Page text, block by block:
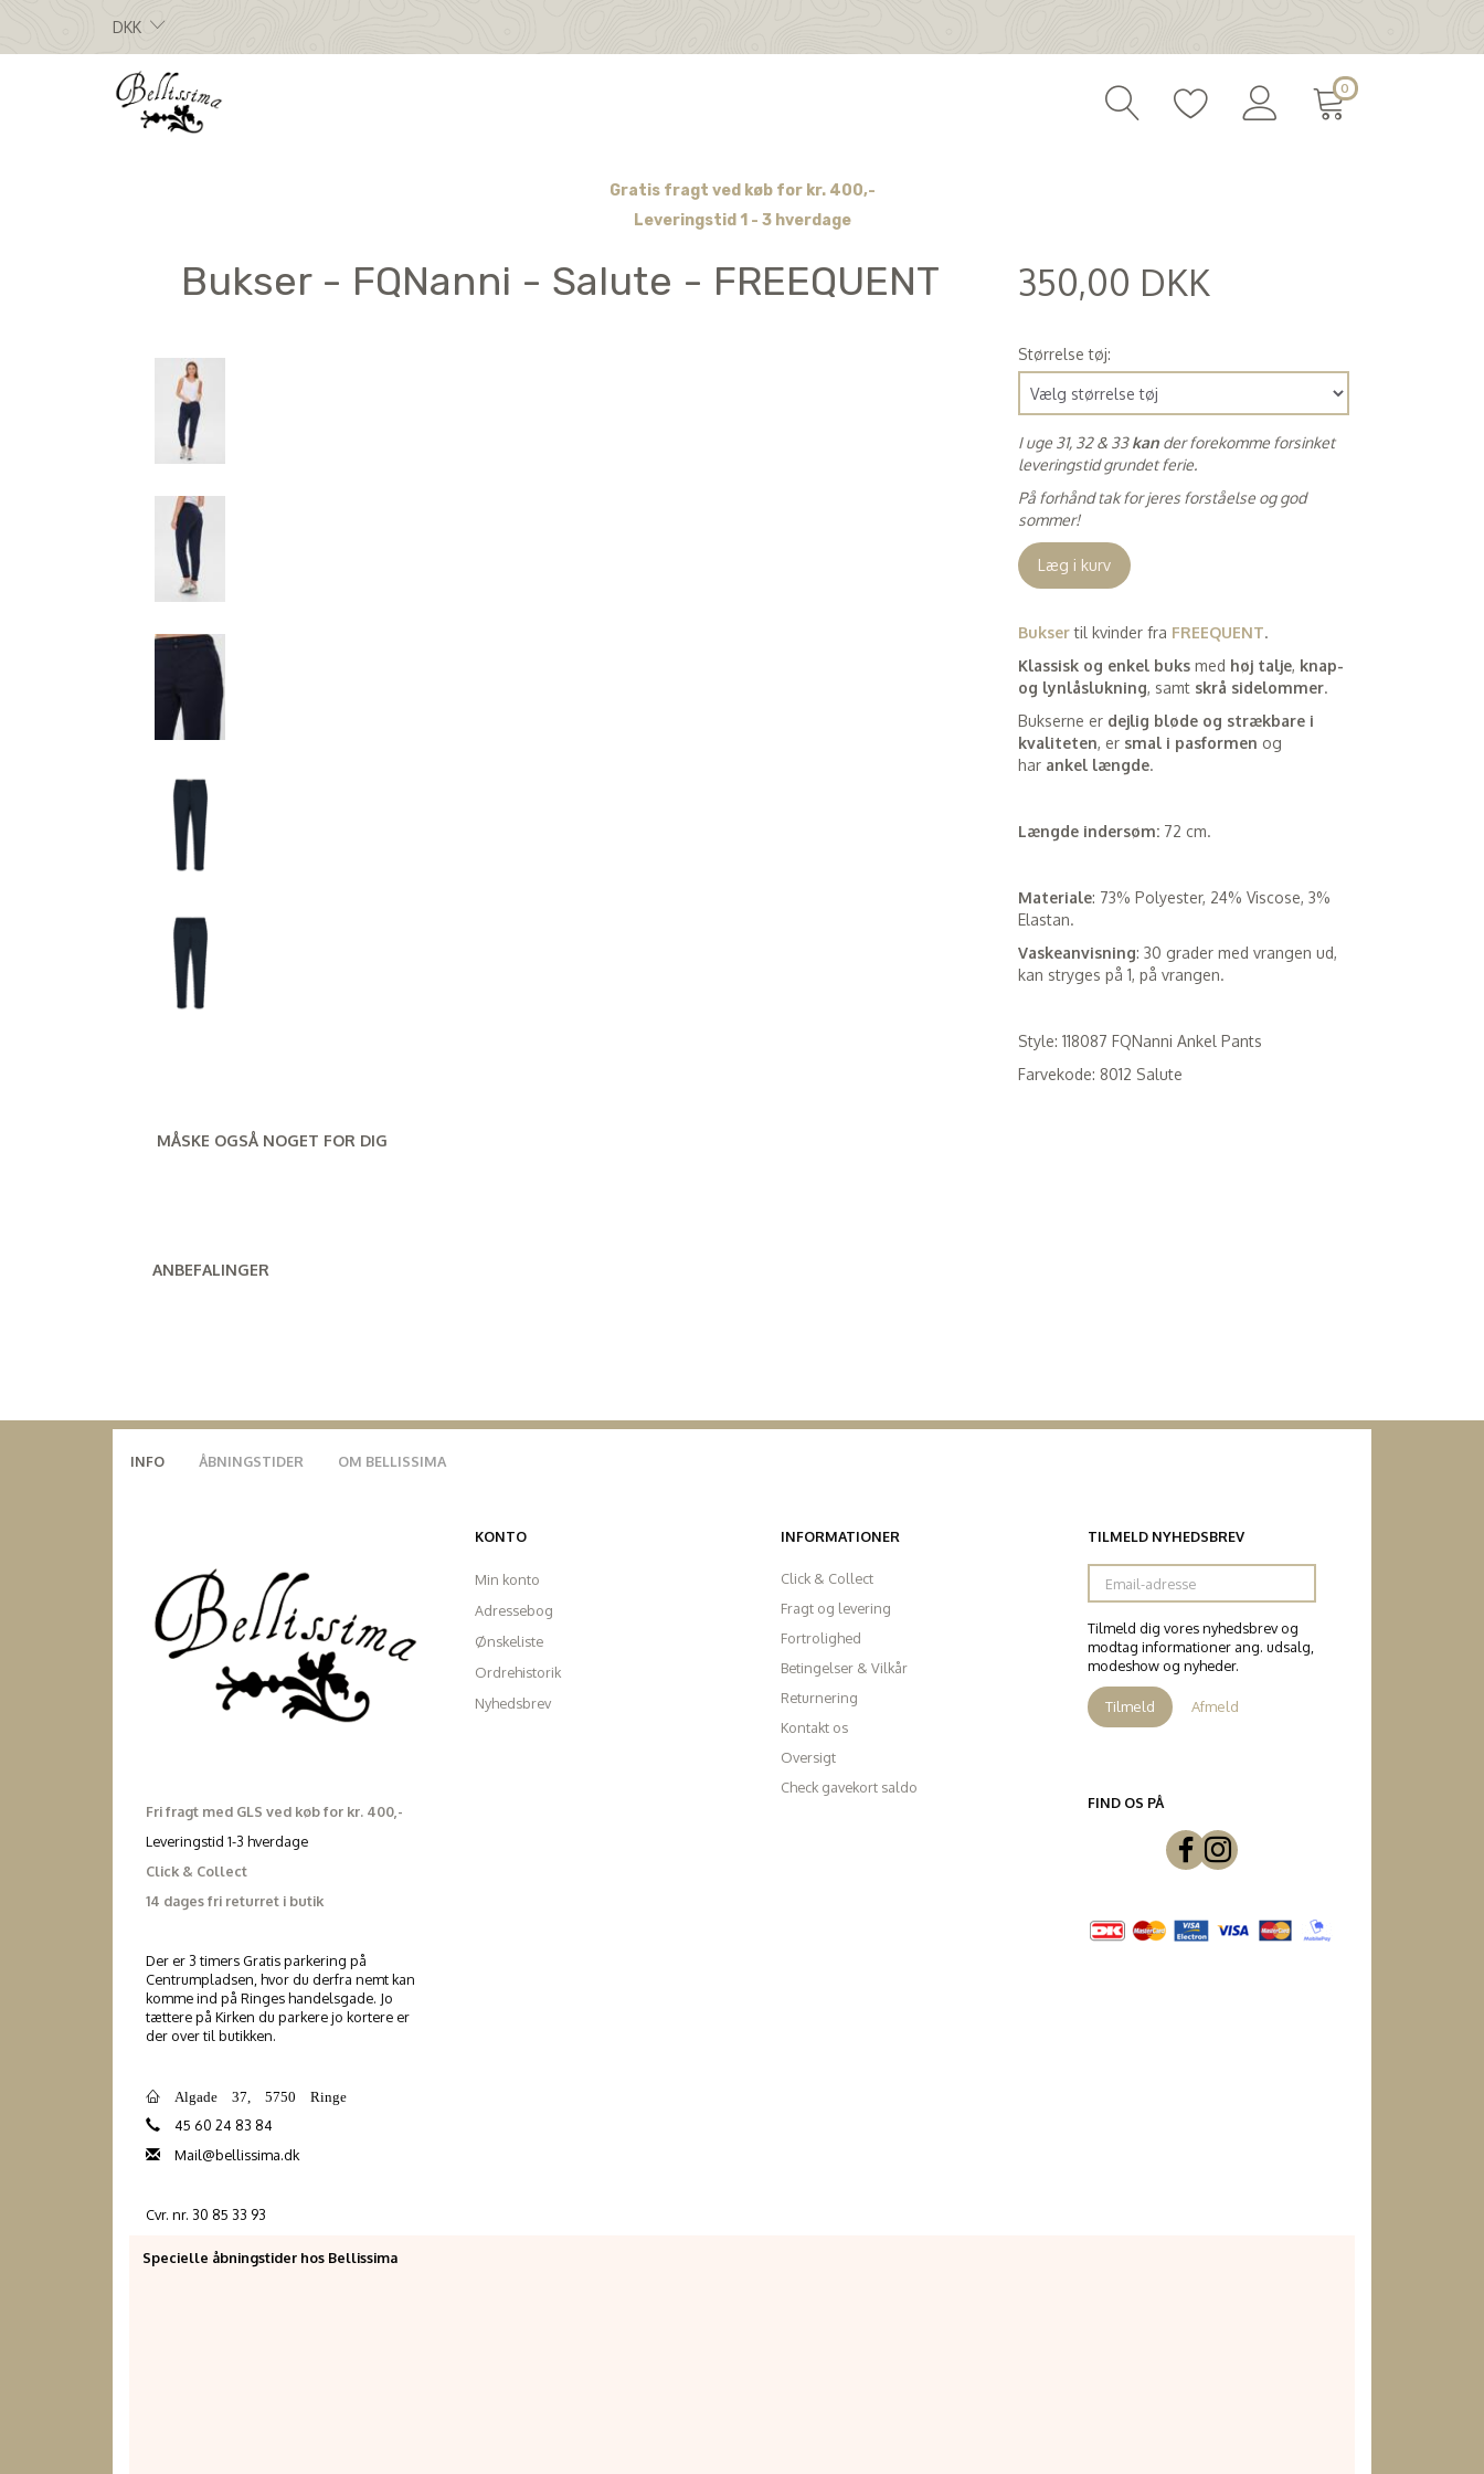
DKK
0
Gratis fragt ved køb for kr. 400,-
Leveringstid 1 - 3 hverdage
Bukser - FQNanni - Salute - FREEQUENT 350,00 DKK
Størrelse tøj:
I uge 31, 32 & 33kan der forekomme forsinket
leveringstid grundet ferie.
På forhånd tak for jeres forståelse og god
sommer!
Læg i kurv
Bukser til kvinder fra FREEQUENT.
Klassisk og enkel buks med høj talje, knap-
og lynlåslukning, samt skrå sidelommer.
Bukserne er dejlig bløde og strækbare i
kvaliteten, er smal i pasformen og
har ankel længde.
Længde indersøm: 72 cm.
Materiale: 73% Polyester, 24% Viscose, 3%
Elastan.
Vaskeanvisning: 30 grader med vrangen ud,
kan stryges på 1, på vrangen.
Style: 118087 FQNanni Ankel Pants
Farvekode: 8012 Salute
MÅSKE OGSÅ NOGET FOR DIG
ANBEFALINGER
INFO ÅBNINGSTIDER OM BELLISSIMA
Fri fragt med GLS ved køb for kr. 400,-
Leveringstid 1-3 hverdage
Click & Collect
14 dages fri returret i butik
Der er 3 timers Gratis parkering på
Centrumpladsen, hvor du derfra nemt kan
komme ind på Ringes handelsgade. Jo
tættere på Kirken du parkere jo kortere er
der over til butikken.
Algade 37, 5750 Ringe
45 60 24 83 84
Mail@bellissima.dk
Cvr. nr. 30 85 33 93
KONTO
Min konto
Adressebog
Ønskeliste
Ordrehistorik
Nyhedsbrev
INFORMATIONER
Click & Collect
Fragt og levering
Fortrolighed
Betingelser & Vilkår
Returnering
Kontakt os
Oversigt
Check gavekort saldo
TILMELD NYHEDSBREV
Email-
adresse
Tilmeld dig vores nyhedsbrev og
modtag informationer ang. udsalg,
modeshow og nyheder.
Tilmeld Afmeld
FIND OS PÅ
Specielle åbningstider hos Bellissima